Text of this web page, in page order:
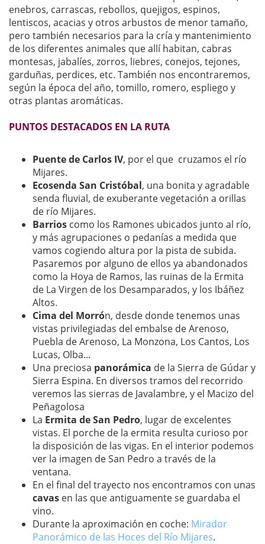
enebros, carrascas, rebollos, quejigos, espinos,
lentiscos, acacias y otros arbustos de menor tamaño,
pero también necesarios para la cría y mantenimiento
de los diferentes animales que allí habitan, cabras
montesas, jabalíes, zorros, liebres, conejos, tejones,
garduñas, perdices, etc. También nos encontraremos,
según la época del año, tomillo, romero, espliego y
otras plantas aromáticas.
PUNTOS DESTACADOS EN LA RUTA
Puente de Carlos IV, por el que cruzamos el río
Mijares.
Ecosenda San Cristóbal, una bonita y agradable
senda fluvial, de exuberante vegetación a orillas
de río Mijares.
Barrios como los Ramones ubicados junto al río,
y más agrupaciones o pedanías a medida que
vamos cogiendo altura por la pista de subida.
Pasaremos por alguno de ellos ya abandonados
como la Hoya de Ramos, las ruinas de la Ermita
de La Virgen de los Desamparados, y los Ibáñez
Altos.
Cima del Morrón, desde donde tenemos unas
vistas privilegiadas del embalse de Arenoso,
Puebla de Arenoso, La Monzona, Los Cantos, Los
Lucas, Olba...
Una preciosa panorámica de la Sierra de Gúdar y
Sierra Espina. En diversos tramos del recorrido
veremos las sierras de Javalambre, y el Macizo del
Peñagolosa
La Ermita de San Pedro, lugar de excelentes
vistas. El porche de la ermita resulta curioso por
la disposición de las vigas. En el interior podemos
ver la imagen de San Pedro a través de la
ventana.
En el final del trayecto nos encontramos con unas
cavas en las que antiguamente se guardaba el
vino.
Durante la aproximación en coche: Mirador
Panorámico de las Hoces del Río Mijares.